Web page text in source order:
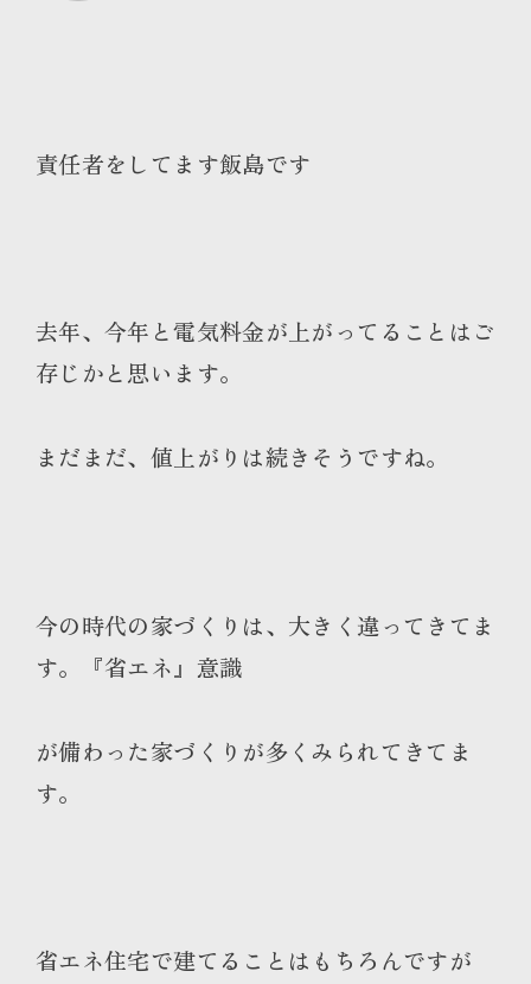
責任者をしてます飯島です
去年、今年と電気料金が上がってることはご
存じかと思います。
まだまだ、値上がりは続きそうですね。
今の時代の家づくりは、大きく違ってきてま
す。『省エネ』意識
が備わった家づくりが多くみられてきてま
す。
省エネ住宅で建てることはもちろんですが